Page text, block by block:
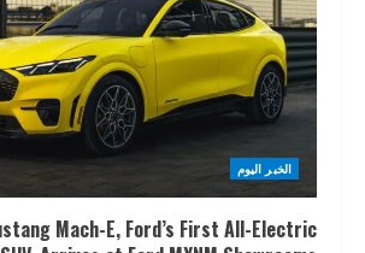
الخبر اليوم
Mach-E, Ford’s First All-Electric